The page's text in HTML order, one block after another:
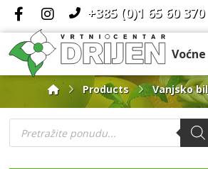
+385 (0)1 65 60 370
Products Vanjsko